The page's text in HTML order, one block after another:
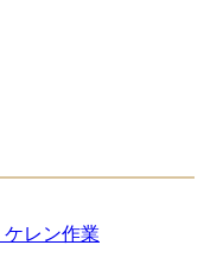
レン作業